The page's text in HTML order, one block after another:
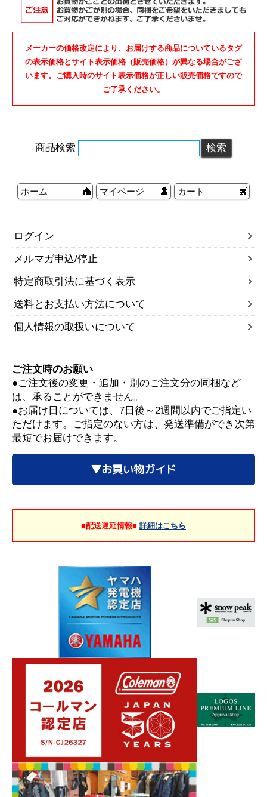
メーカーの価格改定により、お届けする商品についているタグ
の表示価格とサイト表示価格（販売価格）が異なる場合がござ
います。ご購入時のサイト表示価格が正しい販売価格ですので
ご了承ください。
商品検索
ホーム マイページ カート
ログイン
メルマガ申込/停止
特定商取引法に基づく表示
送料とお支払い方法について
個人情報の取扱いについて
ご注文時のお願い
●ご注文後の変更・追加・別のご注文分の同梱など
は、承ることができません。
●お届け日については、7日後～2週間以内でご指定い
ただけます。ご指定のない方は、発送準備ができ次第
最短でお届けできます。
▼お買い物ガイド
■配送遅延情報■ 詳細はこちら